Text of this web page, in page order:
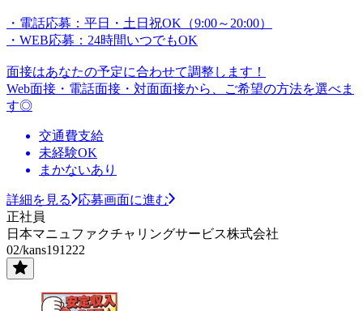
・電話応募：平日・土日祝OK（9:00～20:00）
・WEB応募：24時間いつでもOK
面接はあなたの予定に合わせて調整します！
Web面接・電話面接・対面面接から、ご希望の方法を選べま
す◎
交通費支給
未経験OK
まかないあり
詳細を見る
応募画面に進む
正社員
日本マニュファクチャリングサービス株式会社
02/kans191222